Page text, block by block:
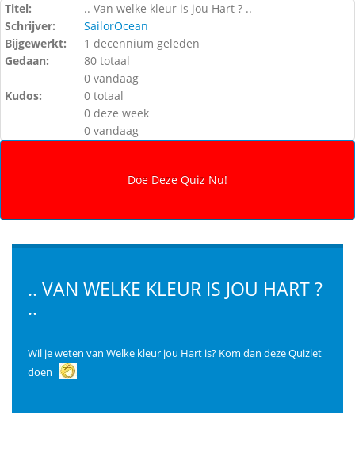
Titel:
.. Van welke kleur is jou Hart ? ..
Schrijver:
SailorOcean
Bijgewerkt:
1 decennium geleden
Gedaan:
80 totaal
0 vandaag
Kudos:
0 totaal
0 deze week
0 vandaag
.. VAN WELKE KLEUR IS JOU HART ?
..
Wil je weten van Welke kleur jou Hart is? Kom dan deze Quizlet
doen